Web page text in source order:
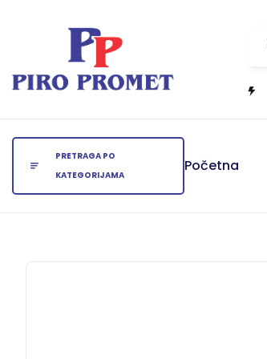
PRETRAGA PO
KATEGORIJAMA
Početna